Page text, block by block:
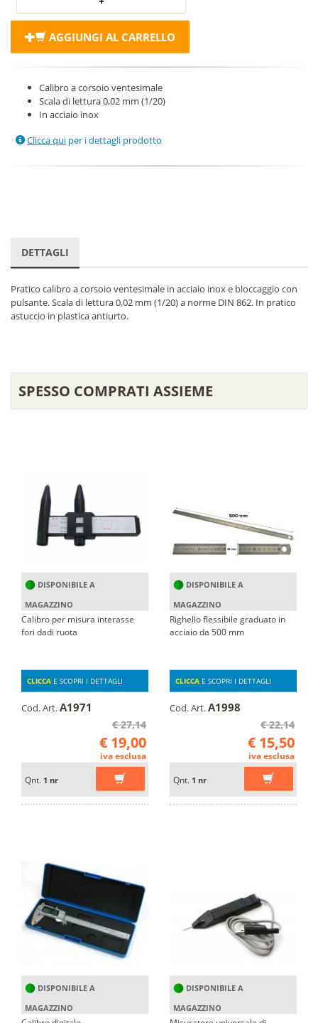
AGGIUNGI AL CARRELLO
Calibro a corsoio ventesimale
Scala di lettura 0,02 mm (1/20)
In acciaio inox
Clicca qui per i dettagli prodotto
DETTAGLI
Pratico calibro a corsoio ventesimale in acciaio inox e bloccaggio con
pulsante. Scala di lettura 0,02 mm (1/20) a norme DIN 862. In pratico
astuccio in plastica antiurto.
SPESSO COMPRATI ASSIEME
DISPONIBILE A
MAGAZZINO
Calibro per misura interasse
fori dadi ruota
CLICCA E SCOPRI I DETTAGLI
Cod. Art.A1971
€ 27,14
€ 19,00
iva esclusa
Qnt. 1 nr
DISPONIBILE A
MAGAZZINO
Righello flessibile graduato in
acciaio da 500 mm
CLICCA E SCOPRI I DETTAGLI
Cod. Art.A1998
€ 22,14
€ 15,50
iva esclusa
Qnt. 1 nr
DISPONIBILE A
MAGAZZINO
DISPONIBILE A
MAGAZZINO